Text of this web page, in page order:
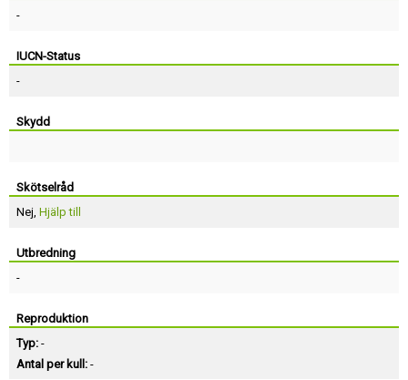
-
IUCN-Status
-
Skydd
Skötselråd
Nej, Hjälp till
Utbredning
-
Reproduktion
Typ: -
Antal per kull: -